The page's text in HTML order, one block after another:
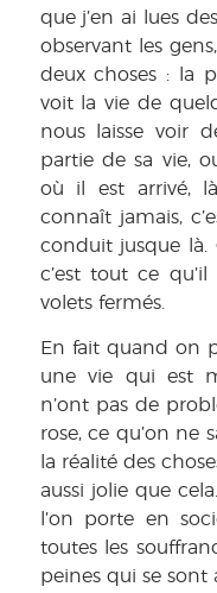
que j’en ai lues
observant les
deux choses : la
voit la vie de
nous laisse voir
partie de sa vie,
où il est arrivé,
connaît jamais,
conduit jusque là.
c’est tout ce
volets fermés.
En fait quand on
une vie qui est
n’ont pas de
rose, ce qu’on ne
la réalité des
aussi jolie que
l’on porte en
toutes les
peines qui se